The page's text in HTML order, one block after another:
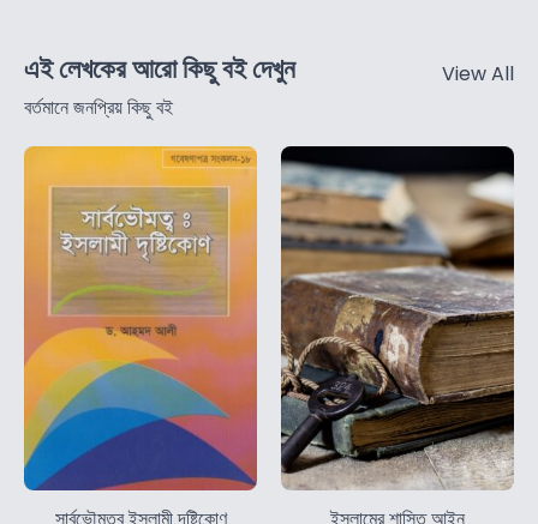
এই লেখকের আরো কিছু বই দেখুন
বর্তমানে জনপ্রিয় কিছু বই
View All
সার্বভৌমত্ব ইসলামী দৃষ্টিকোণ ইসলামের শাস্তি আইন